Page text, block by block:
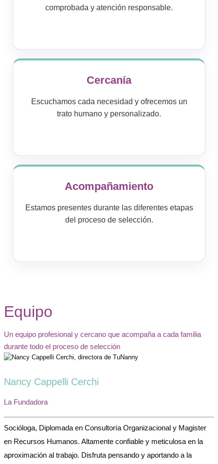
comprobada y atención responsable.
Cercanía
Escuchamos cada necesidad y ofrecemos un
trato humano y personalizado.
Acompañamiento
Estamos presentes durante las diferentes etapas
del proceso de selección.
Equipo
Un equipo profesional y cercano que acompaña a cada familia
durante todo el proceso de selección
Nancy Cappelli Cerchi
La Fundadora
Socióloga, Diplomada en Consultoría Organizacional y Magister
en Recursos Humanos. Altamente confiable y meticulosa en la
aproximación al trabajo. Disfruta pensando y aportando a la